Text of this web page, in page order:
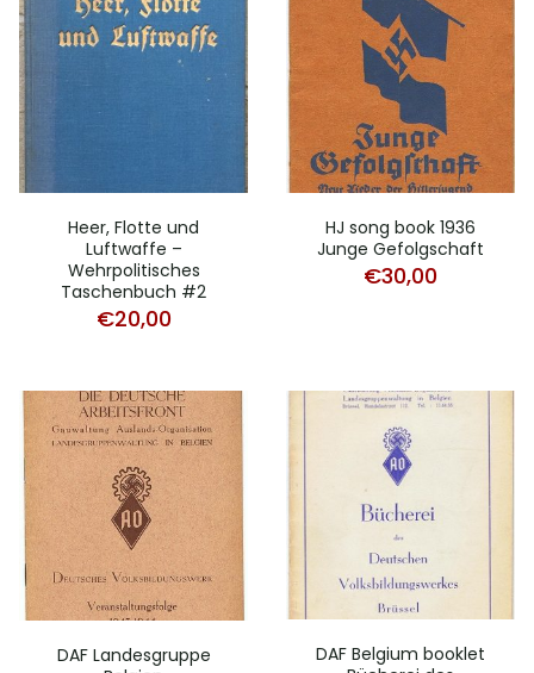
Heer, Flotte und
Luftwaffe –
Wehrpolitisches
Taschenbuch #2
€20,00
HJ song book 1936
Junge Gefolgschaft
€30,00
DAF Landesgruppe
DAF Belgium booklet